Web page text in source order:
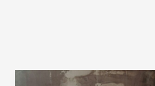
Estudiar